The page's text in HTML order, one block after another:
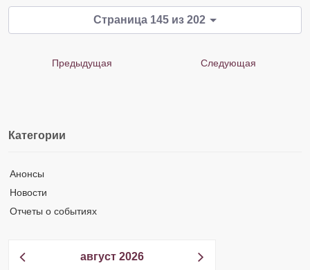
Страница 145 из 202
Предыдущая Следующая
Категории
Анонсы
Новости
Отчеты о событиях
август 2026